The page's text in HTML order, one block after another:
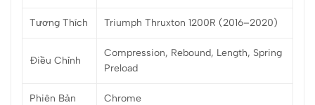
Tương Thích Triumph Thruxton 1200R (2016–2020)
Điều Chỉnh
Compression, Rebound, Length, Spring
Preload
Phiên Bản Chrome